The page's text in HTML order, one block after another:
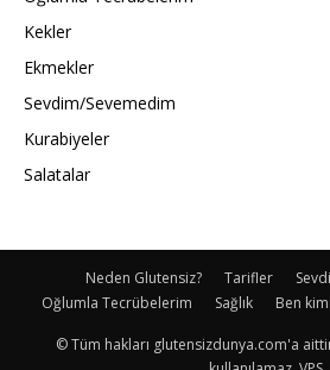
Kekler
Ekmekler
Sevdim/Sevemedim
Kurabiyeler
Salatalar
Neden Glutensiz? Tarifler
Oğlumla Tecrübelerim
Sağlık Ben
© Tüm hakları glutensizdunya.com'a